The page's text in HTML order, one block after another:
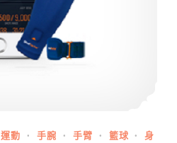
運動 · 手腕 · 手臂 · 籃球 ·
身